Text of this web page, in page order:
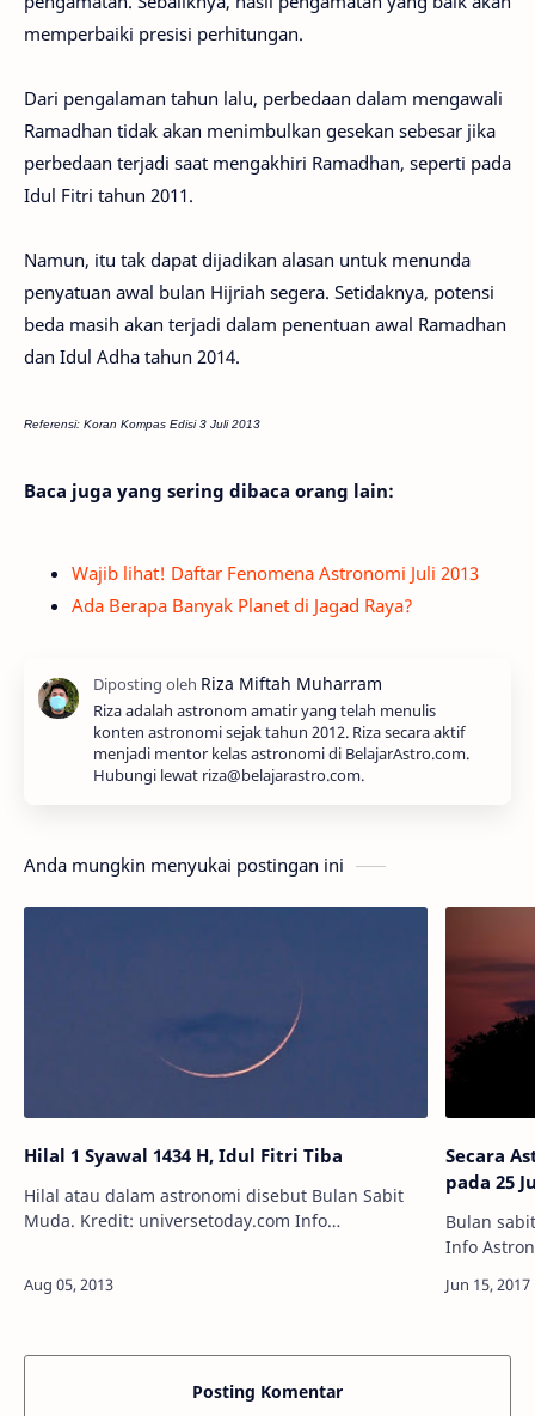
memperbaiki presisi perhitungan.
Dari pengalaman tahun lalu, perbedaan dalam mengawali
Ramadhan tidak akan menimbulkan gesekan sebesar jika
perbedaan terjadi saat mengakhiri Ramadhan, seperti pada
Idul Fitri tahun 2011.
Namun, itu tak dapat dijadikan alasan untuk menunda
penyatuan awal bulan Hijriah segera. Setidaknya, potensi
beda masih akan terjadi dalam penentuan awal Ramadhan
dan Idul Adha tahun 2014.
Referensi: Koran Kompas Edisi 3 Juli 2013
Baca juga yang sering dibaca orang lain:
Wajib lihat! Daftar Fenomena Astronomi Juli 2013
Ada Berapa Banyak Planet di Jagad Raya?
Riza adalah astronom amatir yang telah menulis
konten astronomi sejak tahun 2012. Riza secara aktif
menjadi mentor kelas astronomi di BelajarAstro.com.
Hubungi lewat riza@belajarastro.com.
Anda mungkin menyukai postingan ini
Hilal 1 Syawal 1434 H, Idul Fitri Tiba
Hilal atau dalam astronomi disebut Bulan Sabit
Muda. Kredit: universetoday.com Info
Secara
pada 25
Bulan
Info
Posting Komentar